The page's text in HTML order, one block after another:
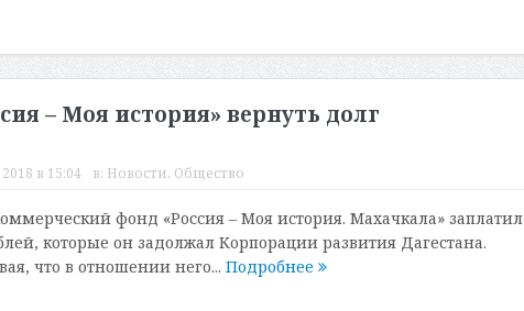
– Моя история» вернуть долг
в 15:04 в: Новости, Общество
фонд «Россия – Моя история. Махачкала» заплатил
которые он задолжал Корпорации развития Дагестана.
что в отношении него... Подробнее